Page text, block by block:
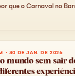
que o Carnaval no
· 30 DE JAN. DE 2026
mundo sem sair